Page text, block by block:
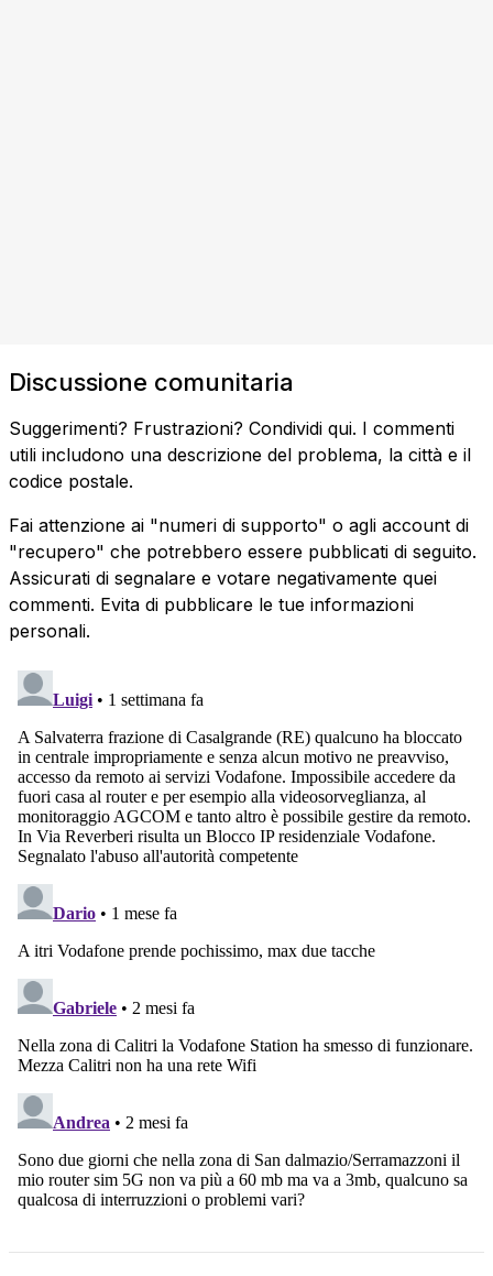
Discussione comunitaria
Suggerimenti? Frustrazioni? Condividi qui. I commenti
utili includono una descrizione del problema, la città e il
codice postale.
Fai attenzione ai "numeri di supporto" o agli account di
"recupero" che potrebbero essere pubblicati di seguito.
Assicurati di segnalare e votare negativamente quei
commenti. Evita di pubblicare le tue informazioni
personali.